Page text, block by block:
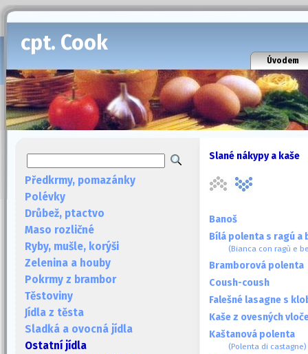
cpt. Cook
Úvodem
Předkrmy, pomazánky
Polévky
Drůbež, ptactvo
Maso rozličné
Ryby, mušle, korýši
Zelenina a houby
Pokrmy z brambor
Těstoviny
Jídla z těsta
Sladká a ovocná jídla
Ostatní jídla
Slané nákypy a kaše
Banoš
Bílá polenta s ragú a
(Bianca con ragù e
Bramborová polenta
Coush-coush
Falešné lasagne s
Kaše z ovesných
Kaštanová polenta
(Polenta di castagne)